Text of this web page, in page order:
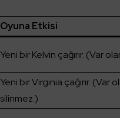
Oyuna Etkisi
Yeni bir Kelvin çağırır. (Var
Yeni bir Virginia çağırır. (Var
silinmez.)